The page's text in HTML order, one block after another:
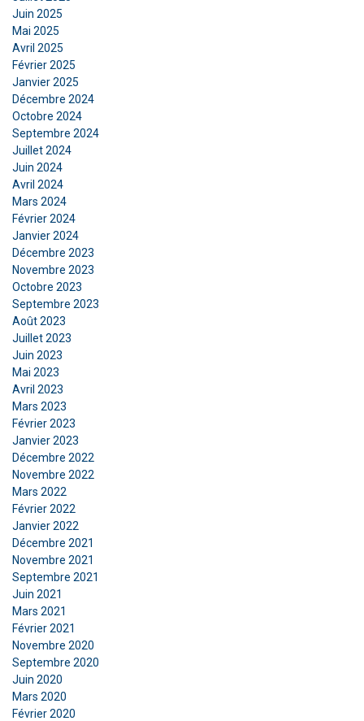
Juin 2025
Mai 2025
Avril 2025
Février 2025
Janvier 2025
Décembre 2024
Octobre 2024
Septembre 2024
Juillet 2024
Juin 2024
Avril 2024
Mars 2024
Février 2024
Janvier 2024
Décembre 2023
Novembre 2023
Octobre 2023
Septembre 2023
Août 2023
Juillet 2023
Juin 2023
Mai 2023
Avril 2023
Mars 2023
Février 2023
Janvier 2023
Décembre 2022
Novembre 2022
Mars 2022
Février 2022
Janvier 2022
Décembre 2021
Novembre 2021
Septembre 2021
Juin 2021
Mars 2021
Février 2021
Novembre 2020
Septembre 2020
Juin 2020
Mars 2020
Février 2020
Ce site Web utilise des cookies
Nous utilisons des cookies pour personnaliser le
contenu, les publicités et analyser notre trafic.
Nous partageons également des informations
sur votre utilisation de notre site avec nos
partenaires de publicité et d'analyse qui peuvent
les combiner avec d'autres informations que
vous leur avez fournies ou qu'ils ont collectées
lors de votre utilisation de leurs services.
Privacy Policy
Strictement
nécessaires
AFFICHER LES DÉTAILS